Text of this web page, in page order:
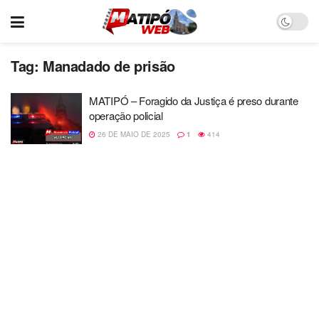
Tag: Manadado de prisão
MATIPÓ – Foragido da Justiça é preso durante
operação policial
26 DE MAIO DE 2025 1 414